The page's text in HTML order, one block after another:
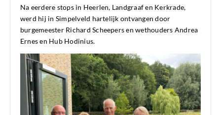
Na eerdere stops in Heerlen, Landgraaf en Kerkrade,
werd hij in Simpelveld hartelijk ontvangen door
burgemeester Richard Scheepers en wethouders Andrea
Ernes en Hub Hodinius.